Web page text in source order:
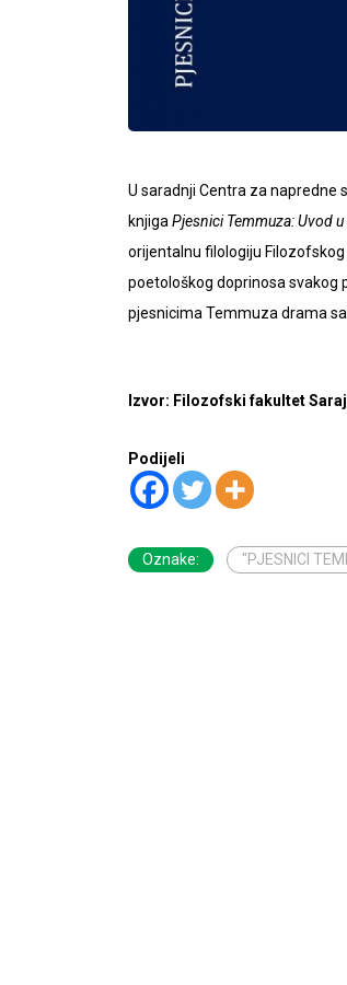
U saradnji Centra za napredne
knjiga Pjesnici Temmuza: Uvod
orijentalnu filologiju
poetološkog doprinosa svakog
pjesnicima Temmuza drama
Izvor: Filozofski fakultet
Podijeli
Oznake: "PJESNICI